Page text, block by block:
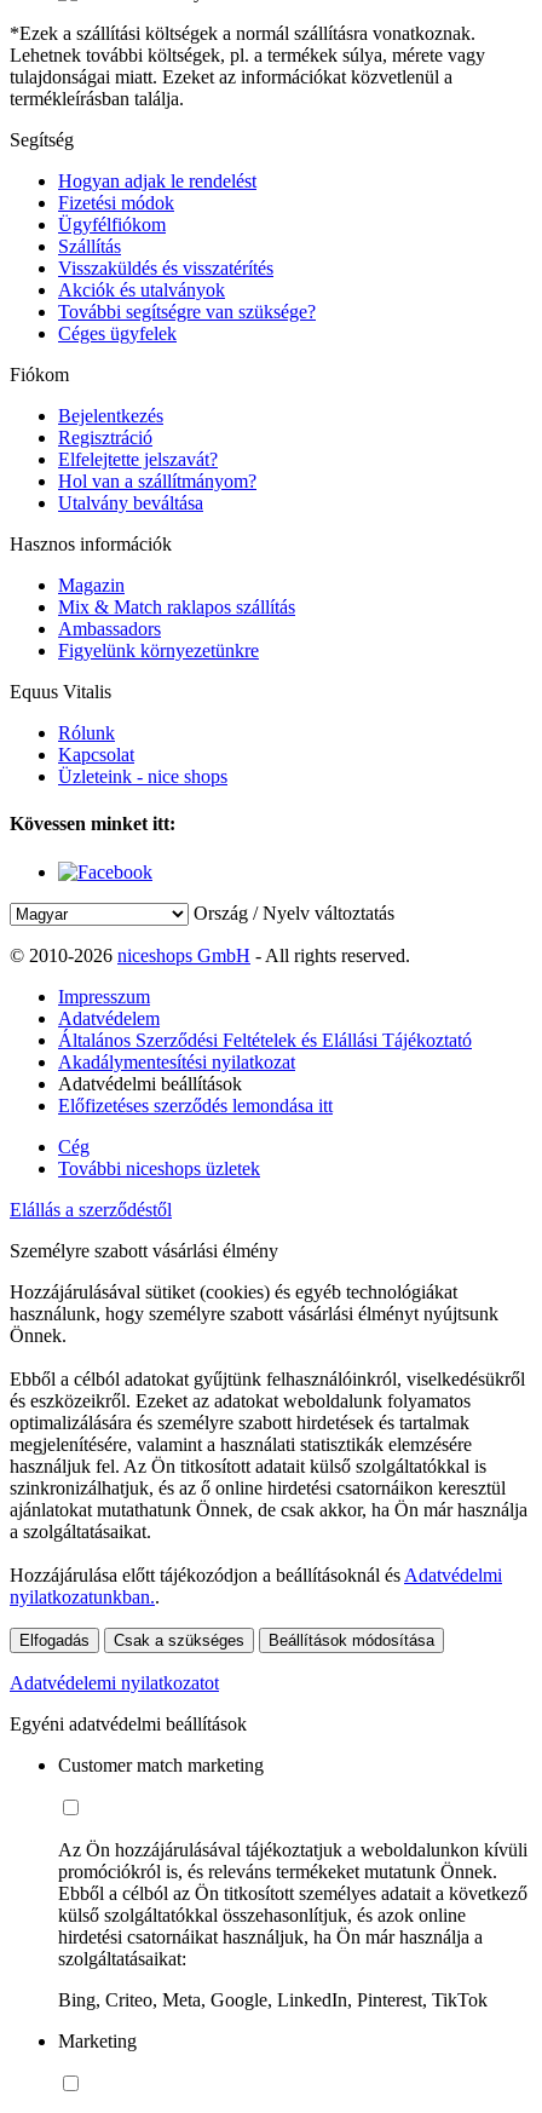
*Ezek a szállítási költségek a normál szállításra vonatkoznak.
Lehetnek további költségek, pl. a termékek súlya, mérete vagy
tulajdonságai miatt. Ezeket az információkat közvetlenül a
termékleírásban találja.
Segítség
Hogyan adjak le rendelést
Fizetési módok
Ügyfélfiókom
Szállítás
Visszaküldés és visszatérítés
Akciók és utalványok
További segítségre van szüksége?
Céges ügyfelek
Fiókom
Bejelentkezés
Regisztráció
Elfelejtette jelszavát?
Hol van a szállítmányom?
Utalvány beváltása
Hasznos információk
Magazin
Mix & Match raklapos szállítás
Ambassadors
Figyelünk környezetünkre
Equus Vitalis
Rólunk
Kapcsolat
Üzleteink - nice shops
Kövessen minket itt:
Ország / Nyelv változtatás
© 2010-2026 niceshops GmbH - All rights reserved.
Impresszum
Adatvédelem
Általános Szerződési Feltételek és Elállási Tájékoztató
Akadálymentesítési nyilatkozat
Adatvédelmi beállítások
Előfizetéses szerződés lemondása itt
Cég
További niceshops üzletek
Elállás a szerződéstől
Személyre szabott vásárlási élmény
Hozzájárulásával sütiket (cookies) és egyéb technológiákat
használunk, hogy személyre szabott vásárlási élményt nyújtsunk
Önnek.
Ebből a célból adatokat gyűjtünk felhasználóinkról, viselkedésükről
és eszközeikről. Ezeket az adatokat weboldalunk folyamatos
optimalizálására és személyre szabott hirdetések és tartalmak
megjelenítésére, valamint a használati statisztikák elemzésére
használjuk fel. Az Ön titkosított adatait külső szolgáltatókkal is
szinkronizálhatjuk, és az ő online hirdetési csatornáikon keresztül
ajánlatokat mutathatunk Önnek, de csak akkor, ha Ön már használja
a szolgáltatásaikat.
Hozzájárulása előtt tájékozódjon a beállításoknál és Adatvédelmi
nyilatkozatunkban..
Elfogadás Csak a szükséges Beállítások módosítása
Adatvédelemi nyilatkozatot
Egyéni adatvédelmi beállítások
Customer match marketing
Az Ön hozzájárulásával tájékoztatjuk a weboldalunkon kívüli
promóciókról is, és releváns termékeket mutatunk Önnek.
Ebből a célból az Ön titkosított személyes adatait a következő
külső szolgáltatókkal összehasonlítjuk, és azok online
hirdetési csatornáikat használjuk, ha Ön már használja a
szolgáltatásaikat:
Bing, Criteo, Meta, Google, LinkedIn, Pinterest, TikTok
Marketing